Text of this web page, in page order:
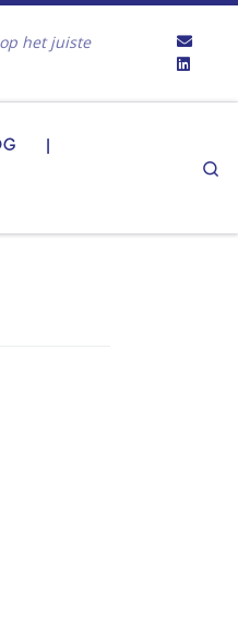
het juiste